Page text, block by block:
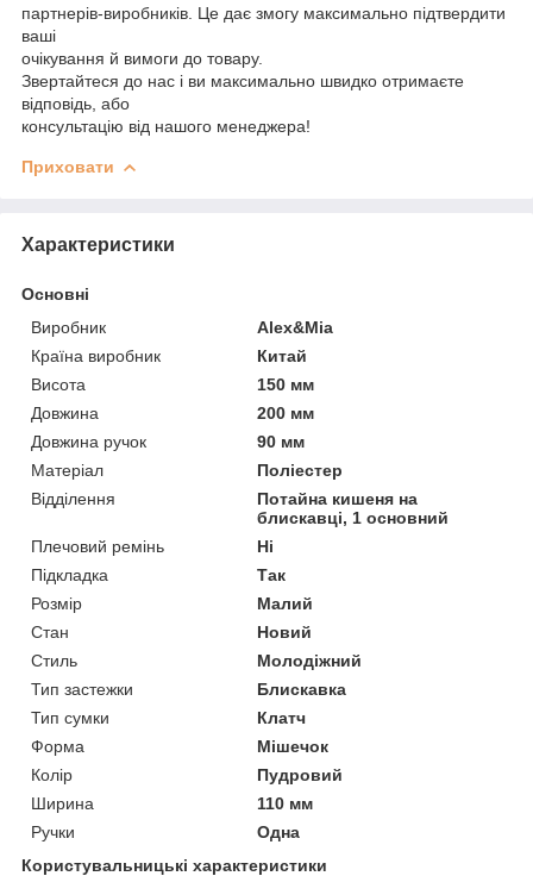
партнерів-виробників. Це дає змогу максимально підтвердити
ваші
очікування й вимоги до товару.
Звертайтеся до нас і ви максимально швидко отримаєте
відповідь, або
консультацію від нашого менеджера!
Приховати
Характеристики
Основні
Виробник
Alex&Mia
Країна виробник
Китай
Висота
150 мм
Довжина
200 мм
Довжина ручок
90 мм
Матеріал
Поліестер
Відділення
Потайна кишеня на
блискавці, 1 основний
Плечовий ремінь
Ні
Підкладка
Так
Розмір
Малий
Стан
Новий
Стиль
Молодіжний
Тип застежки
Блискавка
Тип сумки
Клатч
Форма
Мішечок
Колір
Пудровий
Ширина
110 мм
Ручки
Одна
Користувальницькі характеристики